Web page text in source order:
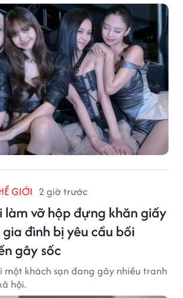
GIỚI 2 giờ trước
làm vỡ hộp đựng khăn giấy
đình bị yêu cầu bồi
gây sốc
một khách sạn đang gây nhiều tranh
hội.